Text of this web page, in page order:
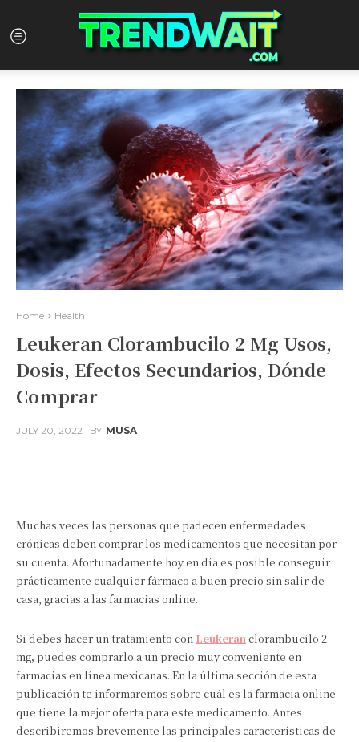
Home Health
Leukeran Clorambucilo 2 Mg Usos,
Dosis, Efectos Secundarios, Dónde
Comprar
JULY 20, 2022 BY MUSA
Muchas veces las personas que padecen enfermedades
crónicas deben comprar los medicamentos que necesitan por
su cuenta. Afortunadamente hoy en día es posible conseguir
prácticamente cualquier fármaco a buen precio sin salir de
casa, gracias a las farmacias online.
Si debes hacer un tratamiento con Leukeranclorambucilo 2
mg, puedes comprarlo a un precio muy conveniente en
farmacias en línea mexicanas. En la última sección de esta
publicación te informaremos sobre cuál es la farmacia online
que tiene la mejor oferta para este medicamento. Antes
describiremos brevemente las principales características de